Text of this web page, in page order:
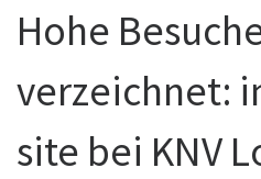
Hohe
verzeichnet:
site bei KNV